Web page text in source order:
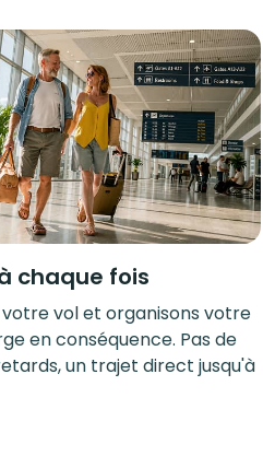
chaque fois
votre vol et organisons votre
en conséquence. Pas de
un trajet direct jusqu'à